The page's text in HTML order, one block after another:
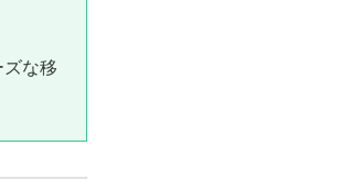
な移